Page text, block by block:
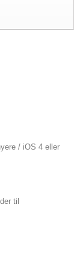
/ iOS 4 eller
til